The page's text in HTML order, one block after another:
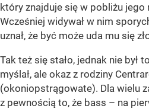
który znajduje się w pobliżu jego
Wcześniej widywał w nim
uznał, że być może uda mu się
Tak też się stało, jednak nie był
myślał, ale okaz z rodziny
(okoniopstrągowate). Dla wielu
z pewnością to, że bass – na